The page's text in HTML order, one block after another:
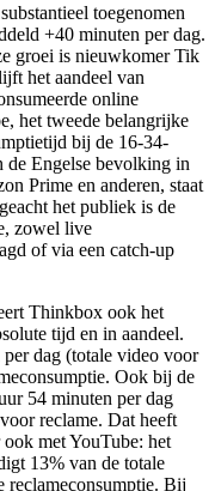
toegenomen
+40 minuten per dag.
groei is nieuwkomer Tik
het aandeel van
online
het tweede belangrijke
bij de 16-34-
de Engelse bevolking in
Prime en anderen, staat
het publiek is de
zowel live
of via een catch-up
Thinkbox ook het
tijd en in aandeel.
dag (totale video voor
Ook bij de
54 minuten per dag
reclame. Dat heeft
ook met YouTube: het
13% van de totale
reclameconsumptie. Bij